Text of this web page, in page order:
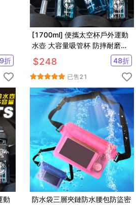
折
[1700ml] 便攜太空杯戶外運動
水壺 大容量吸管杯 防摔耐磨耐
熱 有刻度 隨行杯 健身水壺
$248 48折
已售21
動
防水袋三層夾鏈防水腰包防盜密